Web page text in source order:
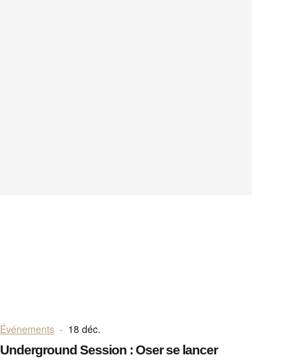
Événements · 18 déc.
Underground Session : Oser se lancer